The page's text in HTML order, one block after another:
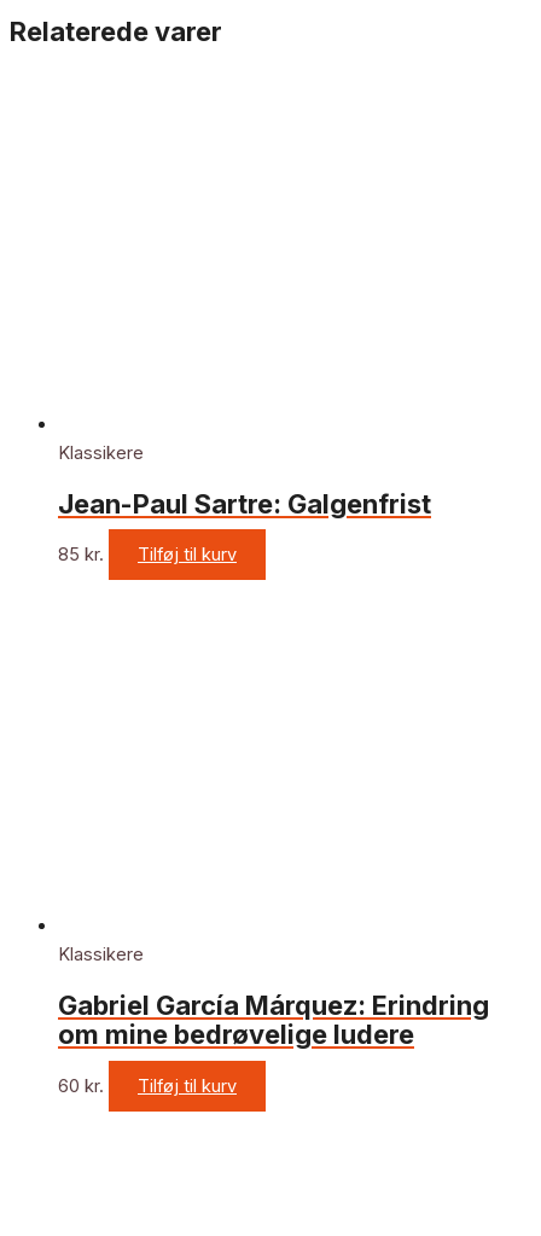
Relaterede varer
Klassikere
Jean-Paul Sartre: Galgenfrist
85 kr. Tilføj til kurv
Klassikere
Gabriel García Márquez: Erindring
om mine bedrøvelige ludere
60 kr. Tilføj til kurv